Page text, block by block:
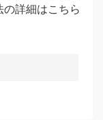
の詳細はこちら